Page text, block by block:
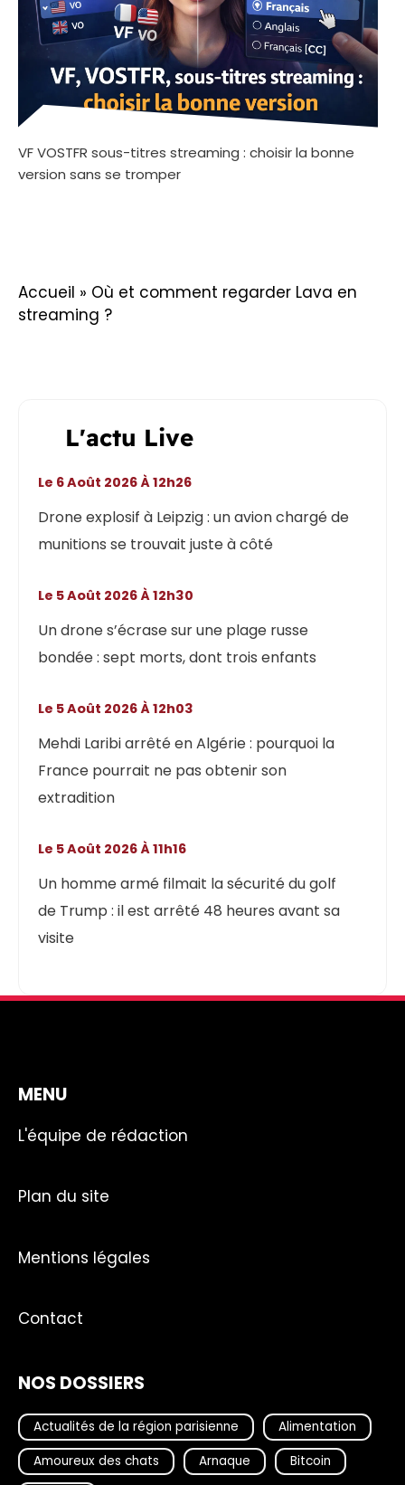
VF VOSTFR sous-titres streaming : choisir la bonne
version sans se tromper
Accueil » Où et comment regarder Lava en
streaming ?
L'actu Live
Drone explosif à Leipzig : un avion chargé de
munitions se trouvait juste à côté
Le 6 Août 2026 À 12h26
Un drone s’écrase sur une plage russe
bondée : sept morts, dont trois enfants
Le 5 Août 2026 À 12h30
Mehdi Laribi arrêté en Algérie : pourquoi la
France pourrait ne pas obtenir son
extradition
Le 5 Août 2026 À 12h03
Un homme armé filmait la sécurité du golf
de Trump : il est arrêté 48 heures avant sa
visite
Le 5 Août 2026 À 11h16
MENU
L'équipe de rédaction
Plan du site
Mentions légales
Contact
NOS DOSSIERS
Actualités de la région parisienne
Alimentation
Amoureux des chats
Arnaque
Bitcoin